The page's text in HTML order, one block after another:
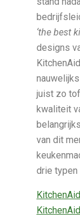
‘the best
designs
juist zo
kwaliteit
van dit
drie typen